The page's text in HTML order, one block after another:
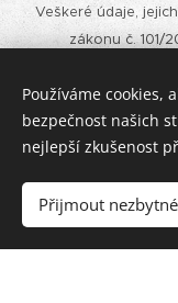
Veškeré údaje,
zákonu č. 101/
Službu mobilní
Používáme cookies,
bezpečnost našich
nejlepší zkušenost
Přijmout nezbytné